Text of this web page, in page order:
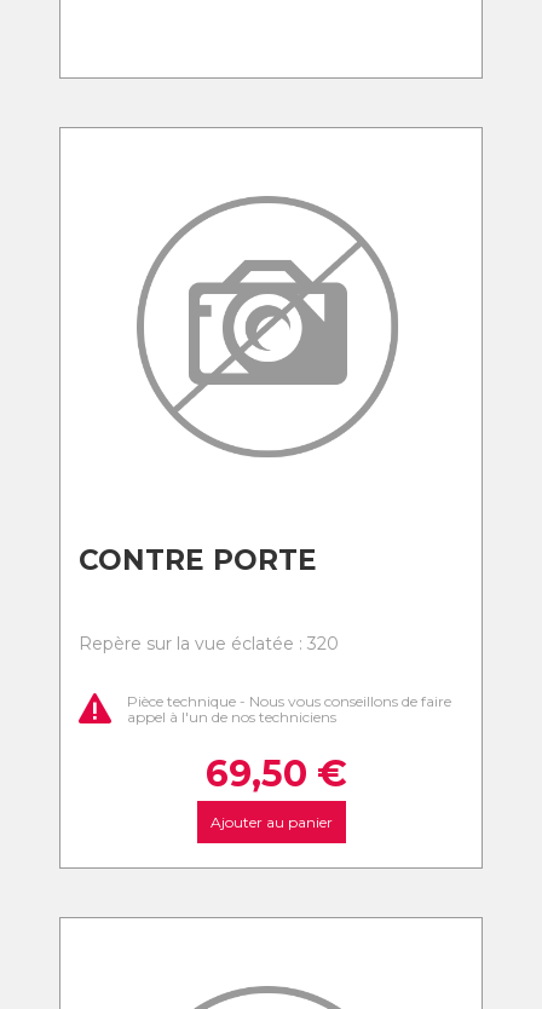
CONTRE PORTE
Repère sur la vue éclatée : 320
Pièce technique - Nous vous conseillons de faire
appel à l'un de nos techniciens
69,50 €
Ajouter au panier